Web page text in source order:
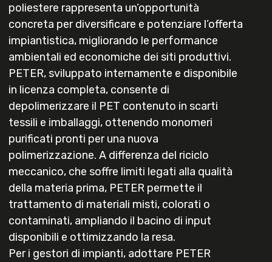
poliestere rappresenta un’opportunità
concreta per diversificare e potenziare l’offerta
impiantistica, migliorando le performance
ambientali ed economiche dei siti produttivi.
PETER, sviluppato internamente e disponibile
in licenza completa, consente di
depolimerizzare il PET contenuto in scarti
tessili e imballaggi, ottenendo monomeri
purificati pronti per una nuova
polimerizzazione. A differenza del riciclo
meccanico, che soffre limiti legati alla qualità
della materia prima, PETER permette il
trattamento di materiali misti, colorati o
contaminati, ampliando il bacino di input
disponibili e ottimizzando la resa.
Per i gestori di impianti, adottare PETER